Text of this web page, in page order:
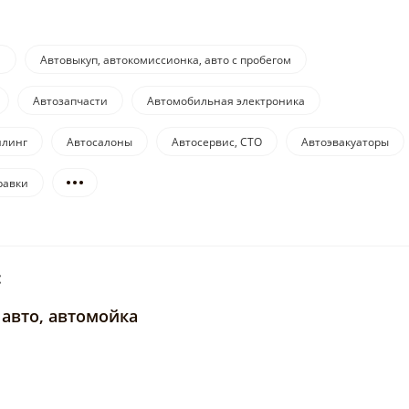
Автовыкуп, автокомиссионка, авто с пробегом
Автозапчасти Автомобильная электроника
Автосалоны Автосервис, СТО Автоэвакуаторы
автомойка